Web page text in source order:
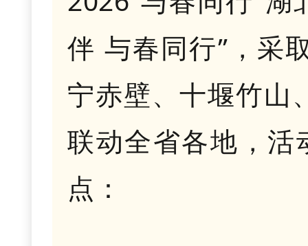
伴 与春同行”，采
宁赤壁、十堰竹山
联动全省各地，
点：